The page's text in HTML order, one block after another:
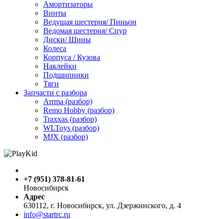
Амортизаторы
Винты
Ведущая шестерня/ Пиньон
Ведомая шестерня/ Спур
Диски/ Шины
Колеса
Корпуса / Кузова
Наклейки
Подшипники
Тяги
Запчасти с разбора
Arrma (разбор)
Remo Hobby (разбор)
Traxxas (разбор)
WLToys (разбор)
MJX (разбор)
+7 (951) 378-81-61
Новосибирск
Адрес
630112, г. Новосибирск, ул. Дзержинского, д. 4
info@startrc.ru